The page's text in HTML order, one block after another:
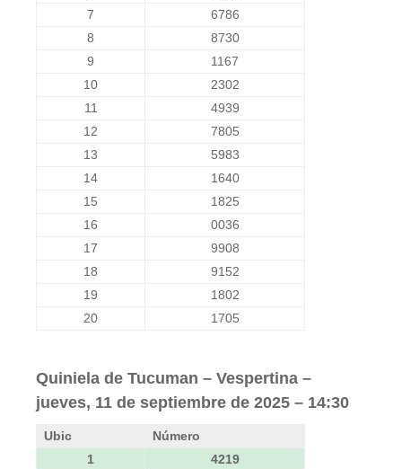
7
6786
8
8730
9
1167
10
2302
11
4939
12
7805
13
5983
14
1640
15
1825
16
0036
17
9908
18
9152
19
1802
20
1705
Quiniela de Tucuman – Vespertina –
jueves, 11 de septiembre de 2025 – 14:30
Ubic
Número
1
4219